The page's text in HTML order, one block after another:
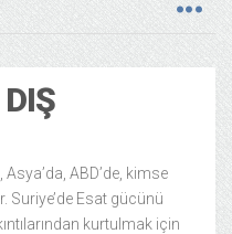
ABD’de, kimse
Esat gücünü
kurtulmak için